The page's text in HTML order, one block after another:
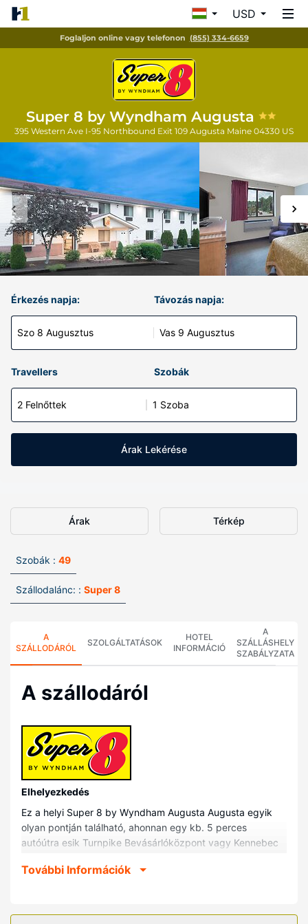
USD
Foglaljon online vagy telefonon (855) 334-6659
Super 8 by Wyndham Augusta
395 Western Ave I-95 Northbound Exit 109 Augusta Maine 04330 US
Érkezés napja:
Szo 8 Augusztus
Távozás napja:
Vas 9 Augusztus
Travellers Szobák
2 Felnőttek 1 Szoba
Árak Lekérése
Árak Térkép
Szobák : 49
Szállodalánc: : Super 8
A
SZÁLLODÁRÓL
SZOLGÁLTATÁSOK
HOTEL
INFORMÁCIÓ
A
SZÁLLÁSHELY
SZABÁLYZATA
A szállodáról
Elhelyezkedés
Ez a helyi Super 8 by Wyndham Augusta Augusta egyik
olyan pontján található, ahonnan egy kb. 5 perces
autóútra esik Turnpike Bevásárlóközpont vagy Kennebec
található Blaine Ház (James G. Blaine House, Main
További Információk